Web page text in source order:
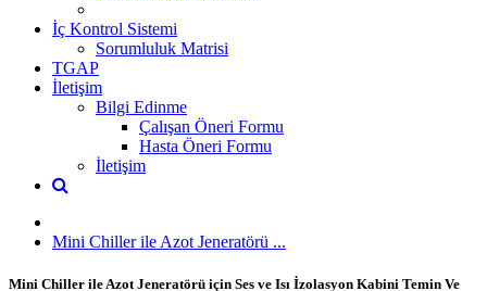
İç Kontrol Sistemi
Sorumluluk Matrisi
TGAP
İletişim
Bilgi Edinme
Çalışan Öneri Formu
Hasta Öneri Formu
İletişim
Mini Chiller ile Azot Jeneratörü ...
Mini Chiller ile Azot Jeneratörü için Ses ve Isı İzolasyon Kabini Temin Ve